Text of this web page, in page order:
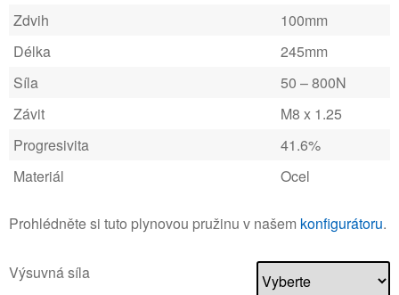
Zdvih
100mm
Délka
245mm
Síla
50 – 800N
Závit
M8 x 1.25
Progresivita
41.6%
Materiál
Ocel
Prohlédněte si tuto plynovou pružinu v našem konfigurátoru.
Výsuvná síla